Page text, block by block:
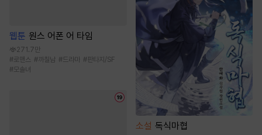
웹툰 원스 어폰 어 타임
271.7만
#로맨스 #까칠남 #드라마 # 판타지/SF
#모솔녀
소설 독식마협